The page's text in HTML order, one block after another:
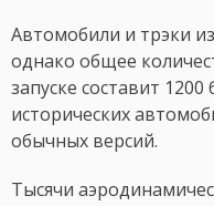
Автомобили и трэки
однако общее
запуске составит
исторических
обычных версий.
Тысячи